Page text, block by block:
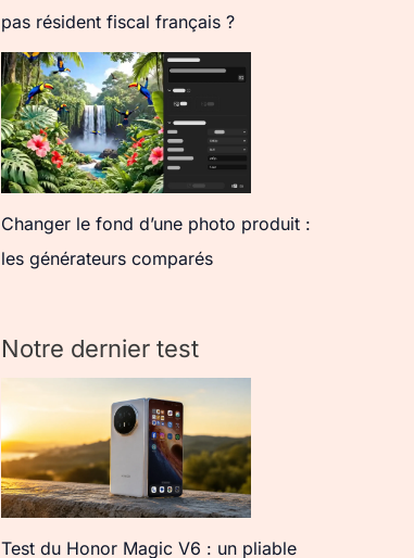
pas résident fiscal français ?
Changer le fond d’une photo produit :
les générateurs comparés
Notre dernier test
Test du Honor Magic V6 : un pliable